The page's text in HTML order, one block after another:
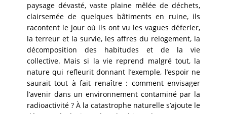
paysage dévasté, vaste plaine mêlée de déchets,
clairsemée de quelques bâtiments en ruine, ils
racontent le jour où ils ont vu les vagues déferler,
la terreur et la survie, les affres du relogement, la
décomposition des habitudes et de la vie
collective. Mais si la vie reprend malgré tout, la
nature qui refleurit donnant l’exemple, l’espoir ne
saurait tout à fait renaître : comment envisager
l’avenir dans un environnement contaminé par la
radioactivité ? À la catastrophe naturelle s’ajoute le